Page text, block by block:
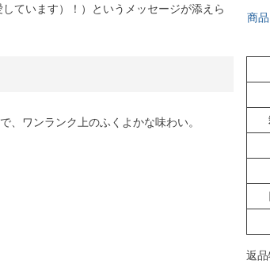
ています）！）というメッセージが添えら
、ワンランク上のふくよかな味わい。
商
返